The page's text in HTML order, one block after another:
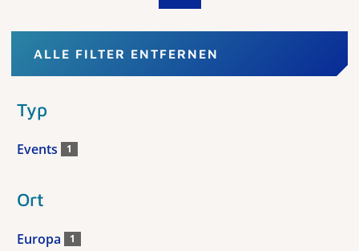
ALLE FILTER ENTFERNEN
Typ
Events 1
Ort
Europa 1